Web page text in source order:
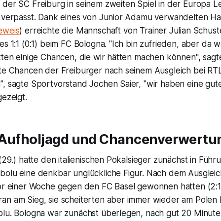
SC Freiburg in seinem zweiten Spiel in der Europa
Dank eines von Junior Adamu verwandelten
) erreichte die Mannschaft von Trainer Julian
1:1 (0:1) beim FC Bologna. "Ich bin zufrieden, aber da
einige Chancen, die wir hätten machen können",
Chancen der Freiburger nach seinem Ausgleich bei
sagte Sportvorstand Jochen Saier, "wir haben eine
und
hatte den italienischen Pokalsieger zunächst in
eine denkbar unglückliche Figur. Nach dem
einer Woche gegen den FC Basel gewonnen hatten
am Sieg, sie scheiterten aber immer wieder am Polen
Bologna war zunächst überlegen, nach gut 20